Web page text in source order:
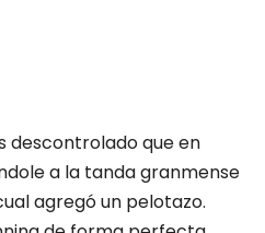
descontrolado que en
a la tanda granmense
agregó un pelotazo.